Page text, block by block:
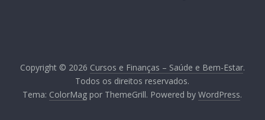
Copyright © 2026 Cursos e Finanças – Saúde e Bem-Estar.
Todos os direitos reservados.
Tema: ColorMag por ThemeGrill. Powered byWordPress.